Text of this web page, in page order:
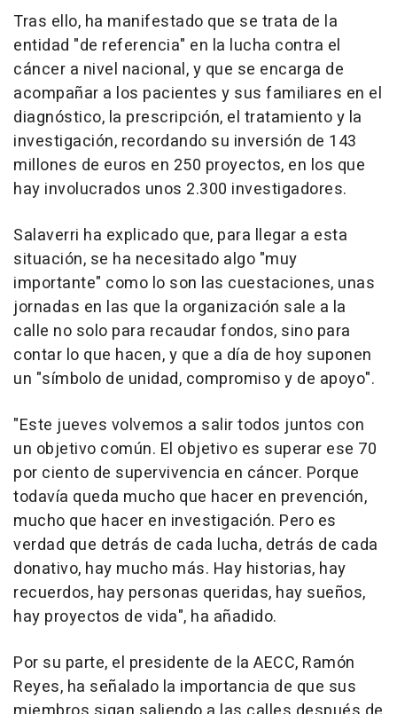
Tras ello, ha manifestado que se trata de la
entidad "de referencia" en la lucha contra el
cáncer a nivel nacional, y que se encarga de
acompañar a los pacientes y sus familiares en el
diagnóstico, la prescripción, el tratamiento y la
investigación, recordando su inversión de 143
millones de euros en 250 proyectos, en los que
hay involucrados unos 2.300 investigadores.
Salaverri ha explicado que, para llegar a esta
situación, se ha necesitado algo "muy
importante" como lo son las cuestaciones, unas
jornadas en las que la organización sale a la
calle no solo para recaudar fondos, sino para
contar lo que hacen, y que a día de hoy suponen
un "símbolo de unidad, compromiso y de apoyo".
"Este jueves volvemos a salir todos juntos con
un objetivo común. El objetivo es superar ese 70
por ciento de supervivencia en cáncer. Porque
todavía queda mucho que hacer en prevención,
mucho que hacer en investigación. Pero es
verdad que detrás de cada lucha, detrás de cada
donativo, hay mucho más. Hay historias, hay
recuerdos, hay personas queridas, hay sueños,
hay proyectos de vida", ha añadido.
Por su parte, el presidente de la AECC, Ramón
Reyes, ha señalado la importancia de que sus